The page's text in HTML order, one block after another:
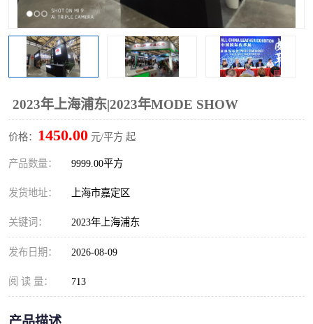
2023年上海浦东|2023年MODE SHOW
价格： 1450.00 元/平方 起
产品数量： 9999.00平方
发货地址： 上海市嘉定区
关键词： 2023年上海浦东
发布日期： 2026-08-09
阅 读 量： 713